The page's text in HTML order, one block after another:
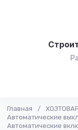
Главная /
Автоматические
Автоматические